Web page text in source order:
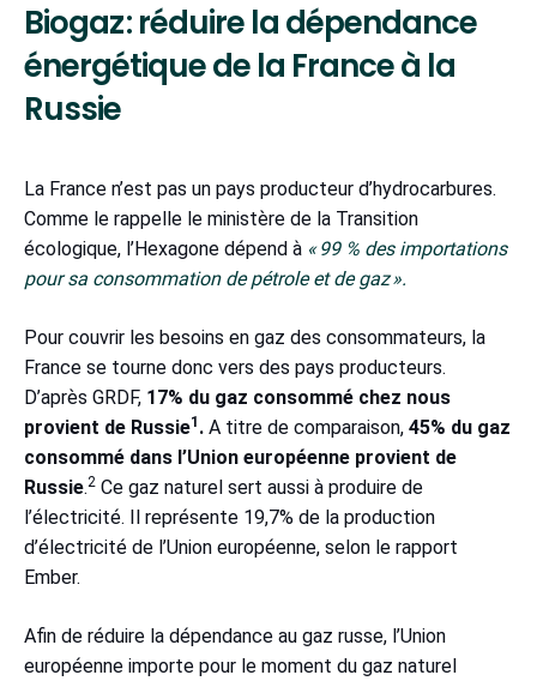
Biogaz : réduire la dépendance
énergétique de la France à la
Russie
La France n’est pas un pays producteur d’hydrocarbures.
Comme le rappelle le ministère de la Transition
écologique, l’Hexagone dépend à « 99 % des importations
pour sa consommation de pétrole et de gaz ».
Pour couvrir les besoins en gaz des consommateurs, la
France se tourne donc vers des pays producteurs.
D’après GRDF, 17% du gaz consommé chez nous
provient de Russie1 . A titre de comparaison, 45% du gaz
consommé dans l’Union européenne provient de
Russie.2 Ce gaz naturel sert aussi à produire de
l’électricité. Il représente 19,7% de la production
d’électricité de l’Union européenne, selon le rapport
Ember.
Afin de réduire la dépendance au gaz russe, l’Union
européenne importe pour le moment du gaz naturel